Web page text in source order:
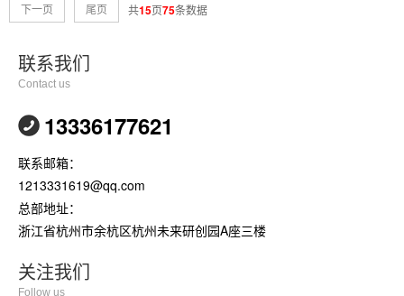
下一页
尾页 共15页75条数据
联系我们
Contact us
13336177621
联系邮箱：
1213331619@qq.com
总部地址：
浙江省杭州市余杭区杭州未来研创园A座三楼
关注我们
Follow us